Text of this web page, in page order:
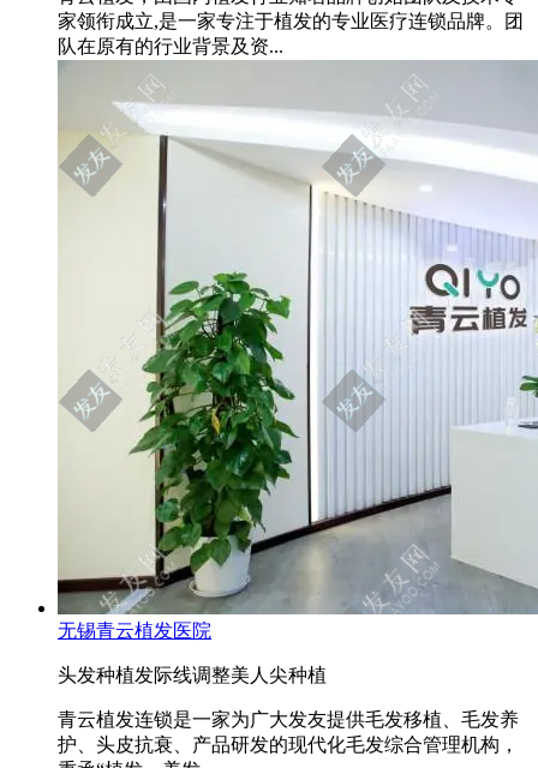
家领衔成立,是一家专注于植发的专业医疗连锁品牌。团
队在原有的行业背景及资...
无锡青云植发医院
头发种植发际线调整美人尖种植
青云植发连锁是一家为广大发友提供毛发移植、毛发养
护、头皮抗衰、产品研发的现代化毛发综合管理机构，